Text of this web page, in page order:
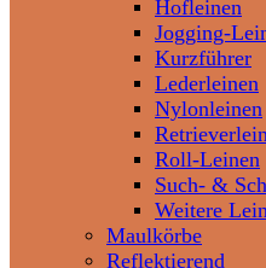
Hofleinen
Jogging-
Kurzführer
Lederleinen
Nylonleinen
Roll-Leinen
Such- &
Weitere
Maulkörbe
Reflektierend